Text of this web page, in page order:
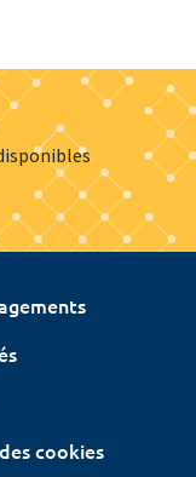
cookies